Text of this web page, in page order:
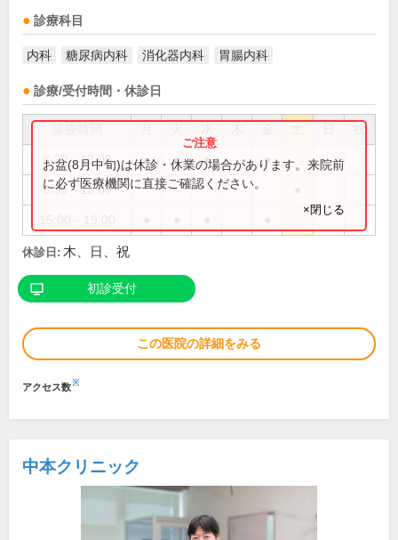
診療科目
内科 糖尿病内科 消化器内科 胃腸内科
診療/受付時間・休診日
8:30～12:00 ● ● ● ●
8:30～13:00
お盆(8月中旬)は休診・休業の場合があります。来院前
に必ず医療機関に直接ご確認ください。
×閉じる
休診日: 木、日、祝
初診受付
この医院の詳細をみる
アクセス数※
中本クリニック